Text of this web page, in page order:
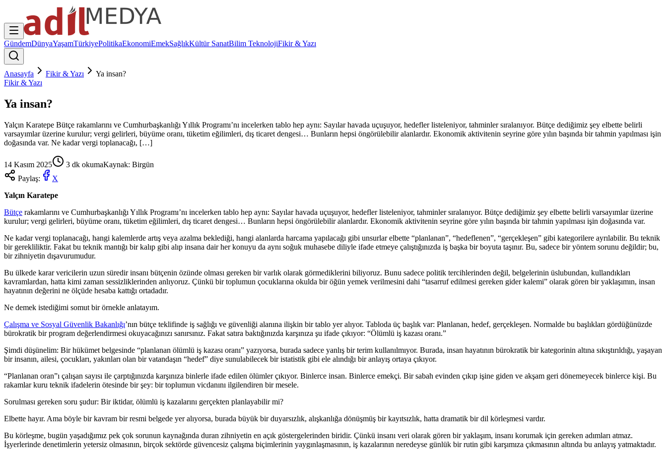
GündemDünyaYaşamTürkiyePolitikaEkonomiEmekSağlıkKültür SanatBilim TeknolojiFikir & Yazı
Anasayfa Fikir & Yazı
Ya insan?
Fikir & Yazı
Ya insan?
Yalçın Karatepe Bütçe rakamlarını ve Cumhurbaşkanlığı Yıllık Programı’nı incelerken tablo hep aynı: Sayılar havada uçuşuyor, hedefler listeleniyor, tahminler sıralanıyor. Bütçe dediğimiz şey elbette belirli
varsayımlar üzerine kurulur; vergi gelirleri, büyüme oranı, tüketim eğilimleri, dış ticaret dengesi… Bunların hepsi öngörülebilir alanlardır. Ekonomik aktivitenin seyrine göre yılın başında bir tahmin yapılması işin
doğasında var. Ne kadar vergi toplanacağı, […]
14 Kasım 2025 3 dk okumaKaynak: Birgün
Paylaş:
X
Yalçın Karatepe
Bütçe rakamlarını ve Cumhurbaşkanlığı Yıllık Programı’nı incelerken tablo hep aynı: Sayılar havada uçuşuyor, hedefler listeleniyor, tahminler sıralanıyor. Bütçe dediğimiz şey elbette belirli varsayımlar üzerine
kurulur; vergi gelirleri, büyüme oranı, tüketim eğilimleri, dış ticaret dengesi… Bunların hepsi öngörülebilir alanlardır. Ekonomik aktivitenin seyrine göre yılın başında bir tahmin yapılması işin doğasında var.
Ne kadar vergi toplanacağı, hangi kalemlerde artış veya azalma beklediği, hangi alanlarda harcama yapılacağı gibi unsurlar elbette “planlanan”, “hedeflenen”, “gerçekleşen” gibi kategorilere ayrılabilir. Bu teknik
bir gerekliliktir. Fakat bu teknik mantığı bir kalıp gibi alıp insana dair her konuyu da aynı soğuk muhasebe diliyle ifade etmeye çalıştığınızda iş başka bir boyuta taşınır. Bu, sadece bir yöntem sorunu değildir; bu,
bir zihniyetin dışavurumudur.
Bu ülkede karar vericilerin uzun süredir insanı bütçenin özünde olması gereken bir varlık olarak görmediklerini biliyoruz. Bunu sadece politik tercihlerinden değil, belgelerinin üslubundan, kullandıkları
kavramlardan, hatta kimi zaman sessizliklerinden anlıyoruz. Çünkü bir toplumun çocuklarına okulda bir öğün yemek verilmesini dahi “tasarruf edilmesi gereken gider kalemi” olarak gören bir yaklaşımın, insan
hayatının değerini ne ölçüde hesaba kattığı ortadadır.
Ne demek istediğimi somut bir örnekle anlatayım.
Çalışma ve Sosyal Güvenlik Bakanlığı’nın bütçe teklifinde iş sağlığı ve güvenliği alanına ilişkin bir tablo yer alıyor. Tabloda üç başlık var: Planlanan, hedef, gerçekleşen. Normalde bu başlıkları gördüğünüzde
bürokratik bir program değerlendirmesi okuyacağınızı sanırsınız. Fakat satıra baktığınızda karşınıza şu ifade çıkıyor: “Ölümlü iş kazası oranı.”
Şimdi düşünelim: Bir hükümet belgesinde “planlanan ölümlü iş kazası oranı” yazıyorsa, burada sadece yanlış bir terim kullanılmıyor. Burada, insan hayatının bürokratik bir kategorinin altına sıkıştırıldığı, yaşayan
bir insanın, ailesi, çocukları, yakınları olan bir vatandaşın “hedef” diye sunulabilecek bir istatistik gibi ele alındığı bir anlayış ortaya çıkıyor.
“Planlanan oran”ı çalışan sayısı ile çarptığınızda karşınıza binlerle ifade edilen ölümler çıkıyor. Binlerce insan. Binlerce emekçi. Bir sabah evinden çıkıp işine giden ve akşam geri dönemeyecek binlerce kişi. Bu
rakamlar kuru teknik ifadelerin ötesinde bir şey: bir toplumun vicdanını ilgilendiren bir mesele.
Sorulması gereken soru şudur: Bir iktidar, ölümlü iş kazalarını gerçekten planlayabilir mi?
Elbette hayır. Ama böyle bir kavram bir resmi belgede yer alıyorsa, burada büyük bir duyarsızlık, alışkanlığa dönüşmüş bir kayıtsızlık, hatta dramatik bir dil körleşmesi vardır.
Bu körleşme, bugün yaşadığımız pek çok sorunun kaynağında duran zihniyetin en açık göstergelerinden biridir. Çünkü insanı veri olarak gören bir yaklaşım, insanı korumak için gereken adımları atmaz.
İşyerlerinde denetimlerin yetersiz olmasının, birçok sektörde güvencesiz çalışma biçimlerinin yaygınlaşmasının, iş kazalarının neredeyse günlük bir rutin gibi karşımıza çıkmasının altında bu anlayış yatmaktadır.